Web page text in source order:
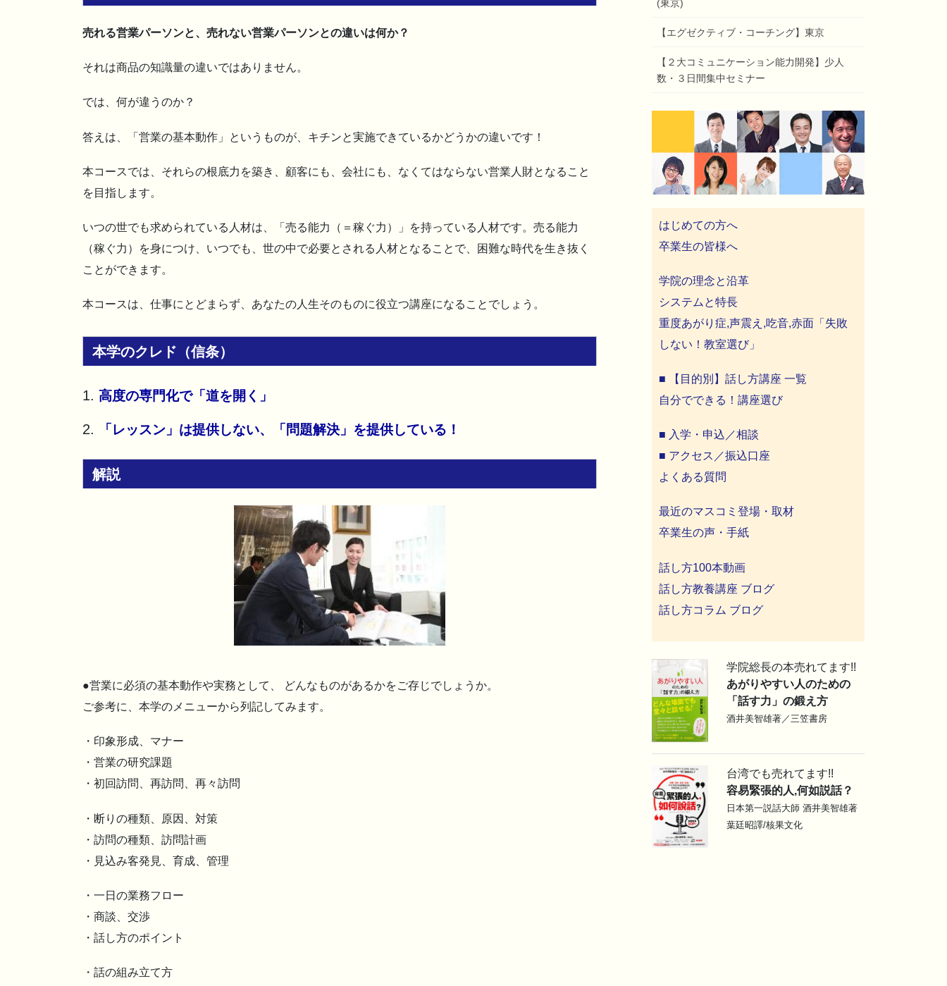
売れる営業パーソンと、売れない営業パーソンとの違いは何か？
それは商品の知識量の違いではありません。
では、何が違うのか？
答えは、「営業の基本動作」というものが、キチンと実施できているかどうかの違いです！
本コースでは、それらの根底力を築き、顧客にも、会社にも、なくてはならない営業人財となること
を目指します。
いつの世でも求められている人材は、「売る能力（＝稼ぐ力）」を持っている人材です。売る能力
（稼ぐ力）を身につけ、いつでも、世の中で必要とされる人材となることで、困難な時代を生き抜く
ことができます。
本コースは、仕事にとどまらず、あなたの人生そのものに役立つ講座になることでしょう。
本学のクレド（信条）
1. 高度の専門化で「道を開く」
2. 「レッスン」は提供しない、「問題解決」を提供している！
解説
●営業に必須の基本動作や実務として、 どんなものがあるかをご存じでしょうか。
ご参考に、本学のメニューから列記してみます。
・印象形成、マナー
・営業の研究課題
・初回訪問、再訪問、再々訪問
・断りの種類、原因、対策
・訪問の種類、訪問計画
・見込み客発見、育成、管理
・一日の業務フロー
・商談、交渉
・話し方のポイント
・話の組み立て方
(東京)
【エグゼクティブ・コーチング】東京
【２大コミュニケーション能力開発】少人
数・３日間集中セミナー
はじめての方へ
卒業生の皆様へ
学院の理念と沿革
システムと特長
重度あがり症,声震え,吃音,赤面「失敗
しない！教室選び」
■ 【目的別】話し方講座 一覧
自分でできる！講座選び
■ 入学・申込／相談
■ アクセス／振込口座
よくある質問
最近のマスコミ登場・取材
卒業生の声・手紙
話し方100本動画
話し方教養講座 ブログ
話し方コラム ブログ
学院総長の本売れてます!!
あがりやすい人のための
「話す力」の鍛え方
酒井美智雄著／三笠書房
台湾でも売れてます!!
容易緊張的人,何如説話？
日本第一説話大師 酒井美智雄著
葉廷昭譯/核果文化